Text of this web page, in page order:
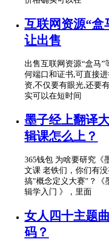
互联网资源“盒
让出售
出售互联网资源“盒马
何端口和证书,可直接
资,不仅要有眼光,还要
实可以在短时间
墨子经上翻译
辑课怎么上？
365钱包 为啥要研究《
文课 老铁们，你们有
搞"概念定义大赛"？《
辑学入门 》，里面
女人四十主题
码？